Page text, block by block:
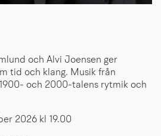
och Alvi Joensen ger
tid och klang. Musik från
och 2000-talens rytmik och
2026 kl 19.00